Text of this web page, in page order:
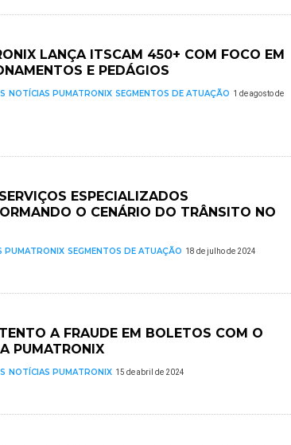
LANÇA ITSCAM 450+ COM FOCO EM
E PEDÁGIOS
NOTÍCIAS PUMATRONIX SEGMENTOS DE ATUAÇÃO 1 de agosto de
ESPECIALIZADOS
O CENÁRIO DO TRÂNSITO NO
PUMATRONIX SEGMENTOS DE ATUAÇÃO 18 de julho de 2024
A FRAUDE EM BOLETOS COM O
PUMATRONIX
NOTÍCIAS PUMATRONIX 15 de abril de 2024